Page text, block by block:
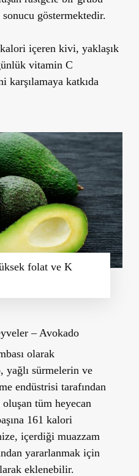
göstermektedir.
kalori içeren kivi, yaklaşık
vitamin C
karşılamaya katkıda
folat ve K
– Avokado
olarak
yağlı sürmelerin ve
endüstrisi tarafından
oluşan tüm heyecan
161 kalori
içerdiği muazzam
yararlanmak için
eklenebilir.